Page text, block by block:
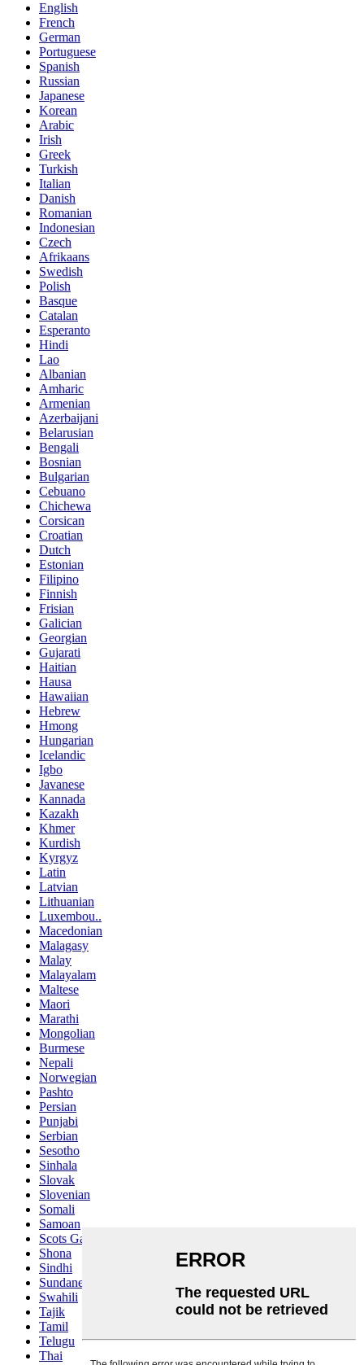
English
French
German
Portuguese
Spanish
Russian
Japanese
Korean
Arabic
Irish
Greek
Turkish
Italian
Danish
Romanian
Indonesian
Czech
Afrikaans
Swedish
Polish
Basque
Catalan
Esperanto
Hindi
Lao
Albanian
Amharic
Armenian
Azerbaijani
Belarusian
Bengali
Bosnian
Bulgarian
Cebuano
Chichewa
Corsican
Croatian
Dutch
Estonian
Filipino
Finnish
Frisian
Galician
Georgian
Gujarati
Haitian
Hausa
Hawaiian
Hebrew
Hmong
Hungarian
Icelandic
Igbo
Javanese
Kannada
Kazakh
Khmer
Kurdish
Kyrgyz
Latin
Latvian
Lithuanian
Luxembou..
Macedonian
Malagasy
Malay
Malayalam
Maltese
Maori
Marathi
Mongolian
Burmese
Nepali
Norwegian
Pashto
Persian
Punjabi
Serbian
Sesotho
Sinhala
Slovak
Slovenian
Somali
Samoan
Scots Gaelic
Shona
Sindhi
Sundanese
Swahili
Tajik
Tamil
Telugu
Thai